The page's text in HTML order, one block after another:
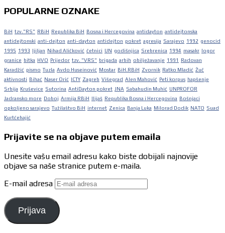
POPULARNE OZNAKE
BiH tzv."RS" RBiH Republika BiH Bosna i Hercegovina antidayton antidejtonska
antidejtonski anti-dejton anti-dayton antidejton pokret agresija Sarajevo 1992 genocid
1995 1993 ljiljan Nihad Aličković četnici UN godišnjica Srebrenica 1994 masakr logor
granice bitka HVO Prijedor tzv. "VRS" brigada arbih obilježavanje 1991
Radovan
Karadžić pismo Tuzla Avdo Huseinović Mostar BiH.RBiH Zvornik Ratko Mladić Žuč
aktivnosti Bihać Naser Orić ICTY Zagreb Višegrad Alen Mahović Peti korpus hapšenje
Srbija Kruševice Sutorina AntiDayton pokret JNA Sabahudin Muhić UNPROFOR
Jadransko more Doboj Armija RBiH Ilijaš Republika Bosna i Hercegovina Bošnjaci
opkoljeno sarajevo Tužilaštvo BiH internet Zenica Banja Luka Milorad Dodik NATO Suad
Kurtćehajić
Prijavite se na objave putem emaila
Unesite vašu email adresu kako biste dobijali najnovije
objave sa naše stranice putem e-maila.
E-mail adresa
Prijava